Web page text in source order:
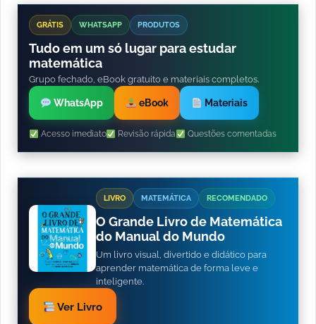
GRÁTIS WHATSAPP PRODUTOS
Tudo em um só lugar para estudar
matemática
Grupo fechado, eBook gratuito e materiais completos.
WhatsApp eBook Materiais
Acesso imediato Revisão rápida Questões comentadas
LIVRO MATEMÁTICA RECOMENDADO
O Grande Livro de Matemática
do Manual do Mundo
Um livro visual, divertido e didático para
aprender matemática de forma leve e
inteligente.
Ver Livro